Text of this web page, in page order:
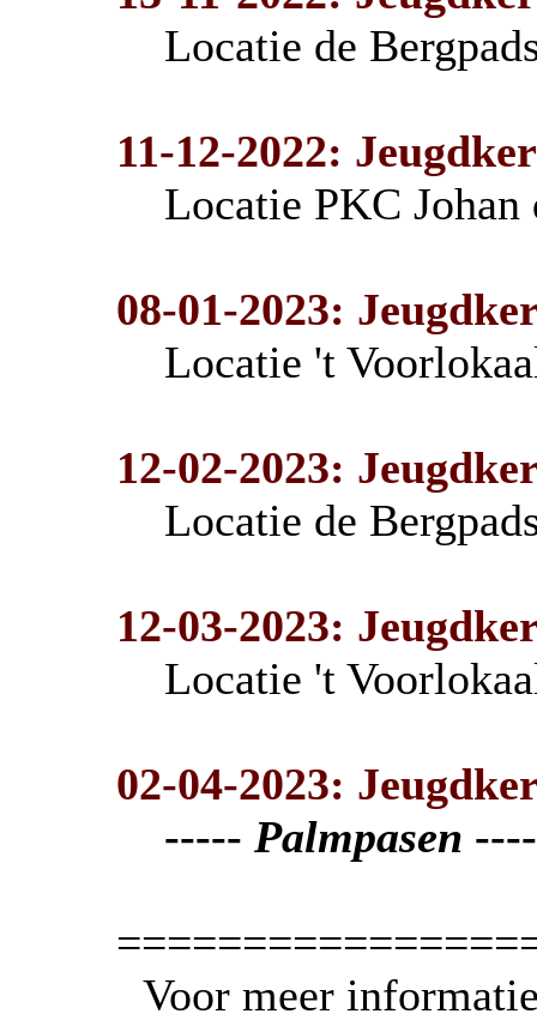
Locatie de
11-12-2022:
Locatie PKC Johan
08-01-2023:
Locatie 't
12-02-2023:
Locatie de
12-03-2023:
Locatie 't
02-04-2023:
----- Palmpasen
Voor meer